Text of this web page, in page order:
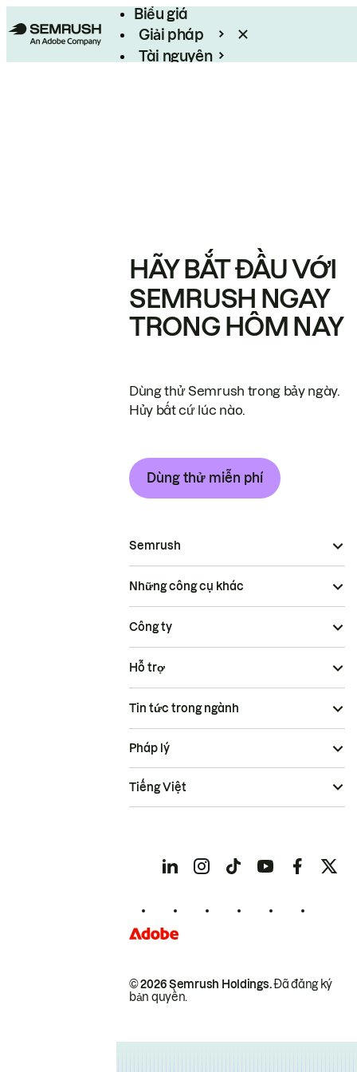
Biểu giá
Giải pháp
Tài nguyên
HÃY BẮT ĐẦU VỚI
SEMRUSH NGAY
TRONG HÔM NAY
Dùng thử Semrush trong bảy ngày.
Hủy bất cứ lúc nào.
Dùng thử miễn phí
Semrush
Những công cụ khác
Công ty
Hỗ trợ
Tin tức trong ngành
© 2026 Semrush Holdings.Đã đăng ký
bản quyền.
Pháp lý
Tiếng Việt